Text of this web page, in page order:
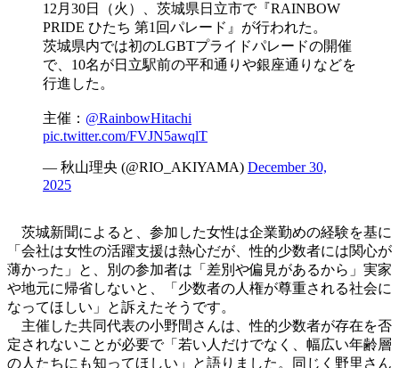
12月30日（火）、茨城県日立市で『RAINBOW
PRIDE ひたち 第1回パレード』が行われた。
茨城県内では初のLGBTプライドパレードの開催
で、10名が日立駅前の平和通りや銀座通りなどを
行進した。
主催： @RainbowHitachi
pic.twitter.com/FVJN5awqlT
— 秋山理央 (@RIO_AKIYAMA) December 30,
2025
茨城新聞によると、参加した女性は企業勤めの経験を基に
「会社は女性の活躍支援は熱心だが、性的少数者には関心が
薄かった」と、別の参加者は「差別や偏見があるから」実家
や地元に帰省しないと、「少数者の人権が尊重される社会に
なってほしい」と訴えたそうです。
主催した共同代表の小野間さんは、性的少数者が存在を否
定されないことが必要で「若い人だけでなく、幅広い年齢層
の人たちにも知ってほしい」と語りました。同じく野里さん